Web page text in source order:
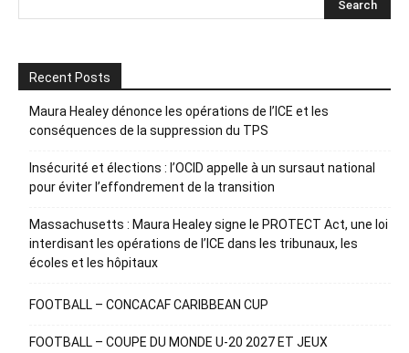
Recent Posts
Maura Healey dénonce les opérations de l’ICE et les
conséquences de la suppression du TPS
Insécurité et élections : l’OCID appelle à un sursaut national
pour éviter l’effondrement de la transition
Massachusetts : Maura Healey signe le PROTECT Act, une loi
interdisant les opérations de l’ICE dans les tribunaux, les
écoles et les hôpitaux
FOOTBALL – CONCACAF CARIBBEAN CUP
FOOTBALL – COUPE DU MONDE U-20 2027 ET JEUX